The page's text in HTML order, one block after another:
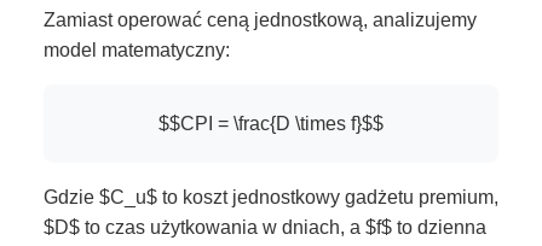
Zamiast operować ceną jednostkową, analizujemy
model matematyczny:
$$CPI = \frac{D \times f}$$
Gdzie $C_u$ to koszt jednostkowy gadżetu premium,
$D$ to czas użytkowania w dniach, a $f$ to dzienna